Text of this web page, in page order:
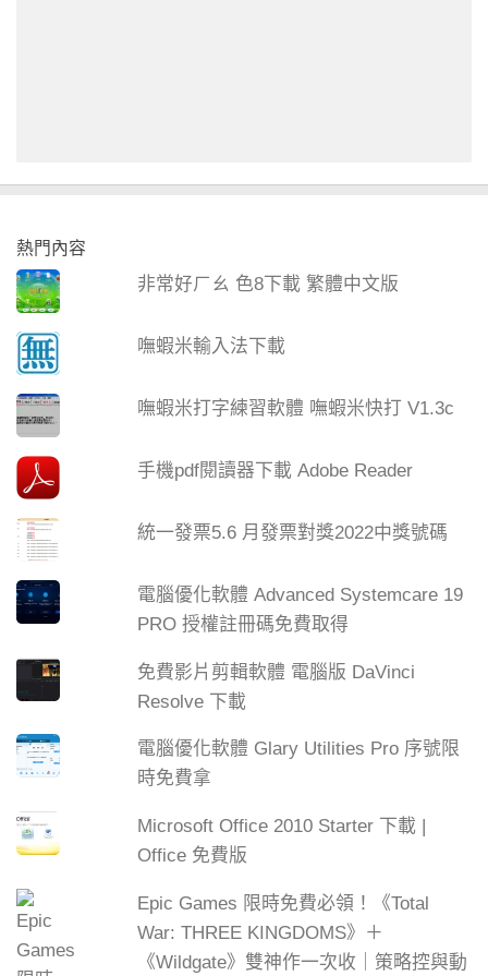
熱門內容
非常好ㄏㄠ 色8下載 繁體中文版
嘸蝦米輸入法下載
嘸蝦米打字練習軟體 嘸蝦米快打 V1.3c
手機pdf閱讀器下載 Adobe Reader
統一發票5.6 月發票對獎2022中獎號碼
電腦優化軟體 Advanced Systemcare 19
PRO 授權註冊碼免費取得
免費影片剪輯軟體 電腦版 DaVinci
Resolve 下載
電腦優化軟體 Glary Utilities Pro 序號限
時免費拿
Microsoft Office 2010 Starter 下載 |
Office 免費版
Epic Games 限時免費必領！《Total
War: THREE KINGDOMS》＋
《Wildgate》雙神作一次收｜策略控與動